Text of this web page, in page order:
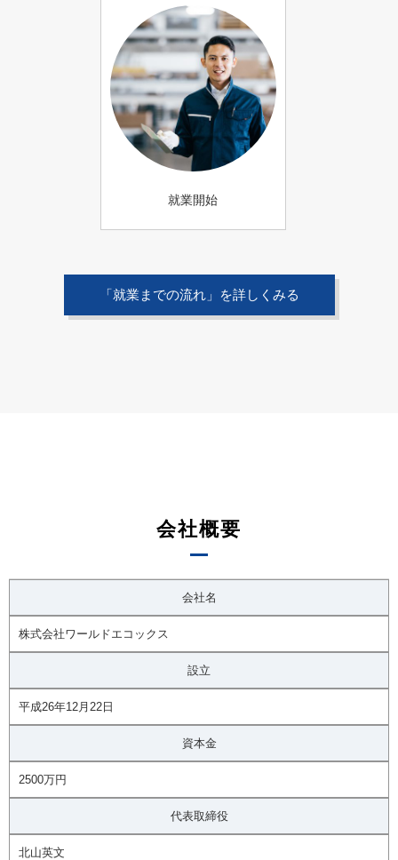
就業開始
「就業までの流れ」を詳しくみる
会社概要
会社名
株式会社ワールドエコックス
設立
平成26年12月22日
資本金
2500万円
代表取締役
北山英文